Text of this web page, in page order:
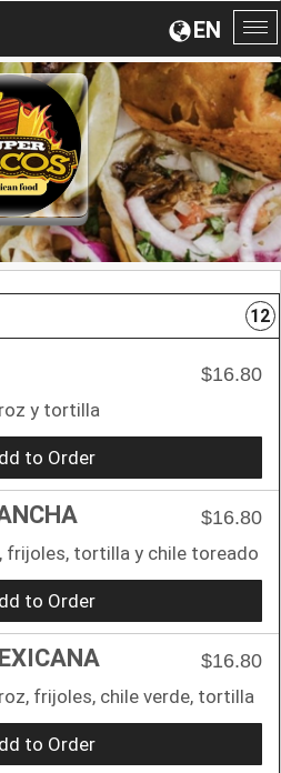
EN
12
$16.80
y tortilla
to Order
$16.80
frijoles, tortilla y chile toreado
to Order
$16.80
frijoles, chile verde, tortilla
to Order